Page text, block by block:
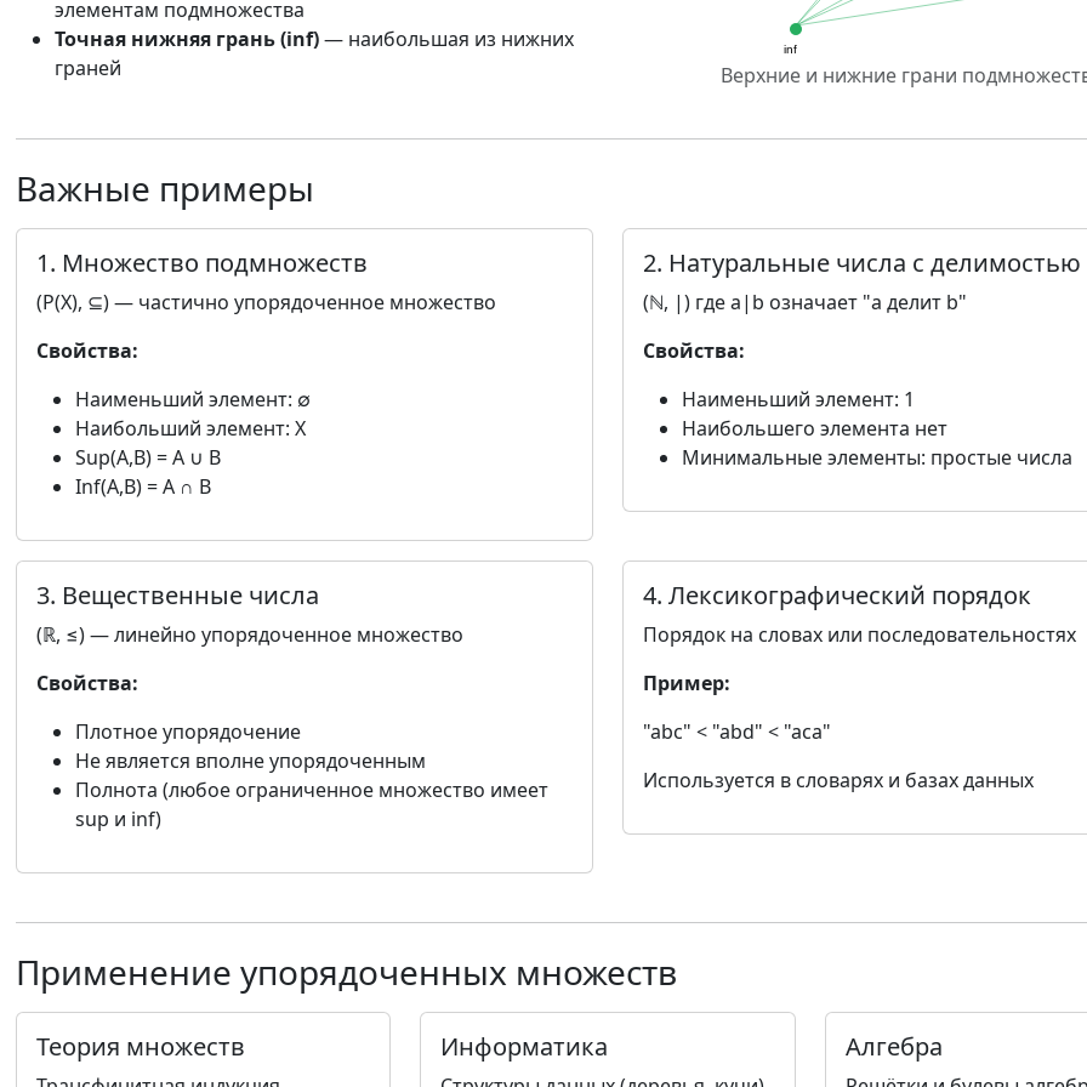
элементам подмножества
Точная нижняя грань (inf)— наибольшая из нижних
граней
Верхние и нижние грани
Важные примеры
1. Множество подмножеств
(P(X), ⊆) — частично упорядоченное множество
Свойства:
Наименьший элемент: ∅
Наибольший элемент: X
Sup(A,B) = A ∪ B
Inf(A,B) = A ∩ B
2. Натуральные числа с делимостью
(ℕ, |) где a|b означает "a делит b"
Свойства:
Наименьший элемент: 1
Наибольшего элемента нет
Минимальные элементы: простые числа
3. Вещественные числа
(ℝ, ≤) — линейно упорядоченное множество
Свойства:
Плотное упорядочение
Не является вполне упорядоченным
Полнота (любое ограниченное множество имеет
sup и inf)
4. Лексикографический порядок
Порядок на словах или последовательностях
Пример:
"abc" < "abd" < "aca"
Используется в словарях и базах данных
Применение упорядоченных множеств
Теория множеств Информатика Алгебра